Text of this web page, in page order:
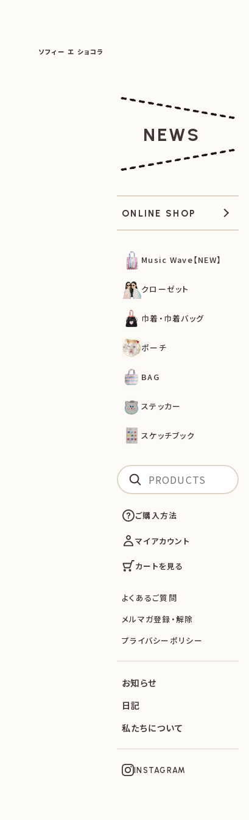
ソフィー エ ショコラ
||
NEWS
ONLINE SHOP
Music Wave【NEW】
クローゼット
巾着・巾着バッグ
ポーチ
BAG
ステッカー
スケッチブック
ご購入方法
マイアカウント
カートを見る
よくあるご質問
メルマガ登録・解除
プライバシーポリシー
お知らせ
日記
私たちについて
INSTAGRAM